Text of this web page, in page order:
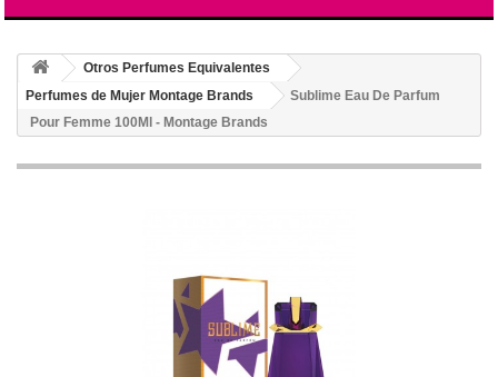
Otros Perfumes Equivalentes
Perfumes de Mujer Montage Brands
Sublime Eau De Parfum
Pour Femme 100Ml - Montage Brands